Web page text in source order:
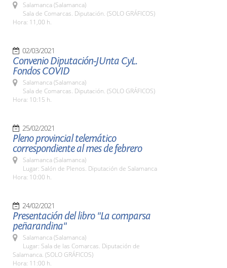
Salamanca (Salamanca)
Sala de Comarcas. Diputación. (SOLO GRÁFICOS)
Hora: 11,00 h.
02/03/2021
Convenio Diputación-JUnta CyL.
Fondos COVID
Salamanca (Salamanca)
Sala de Comarcas. Diputación. (SOLO GRÁFICOS)
Hora: 10:15 h.
25/02/2021
Pleno provincial telemático
correspondiente al mes de febrero
Salamanca (Salamanca)
Lugar: Salón de Plenos. Diputación de Salamanca
Hora: 10:00 h.
24/02/2021
Presentación del libro "La comparsa
peñarandina"
Salamanca (Salamanca)
Lugar: Sala de las Comarcas. Diputación de
Salamanca. (SOLO GRÁFICOS)
Hora: 11:00 h.